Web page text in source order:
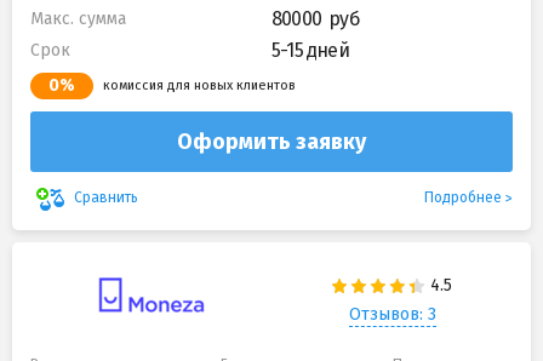
Макс. сумма 80000
Срок 5-15 дней
0% комиссия для новых клиентов
Оформить заявку
Сравнить Подробнее
Отзывов: 3